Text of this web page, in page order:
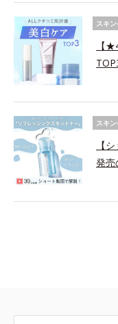
スキ
【
スキ
【
発売